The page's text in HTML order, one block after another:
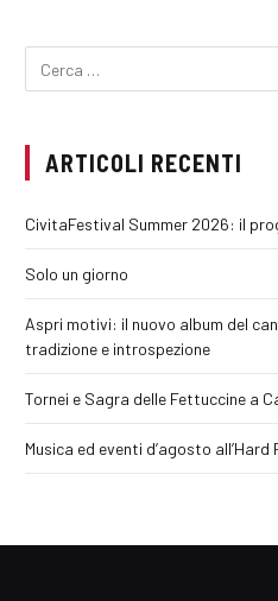
ARTICOLI RECENTI
CivitaFestival Summer 2026: il
Solo un giorno
Aspri motivi: il nuovo album del
tradizione e introspezione
Tornei e Sagra delle Fettuccine a
Musica ed eventi d’agosto all’Hard